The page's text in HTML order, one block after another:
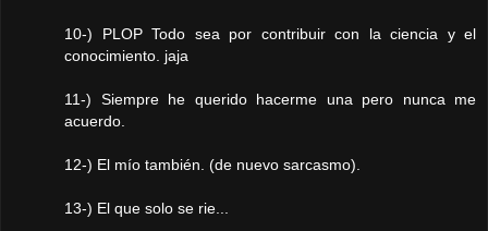
10-) PLOP Todo sea por contribuir con la ciencia y el
conocimiento. jaja
11-) Siempre he querido hacerme una pero nunca me
acuerdo.
12-) El mío también. (de nuevo sarcasmo).
13-) El que solo se rie...